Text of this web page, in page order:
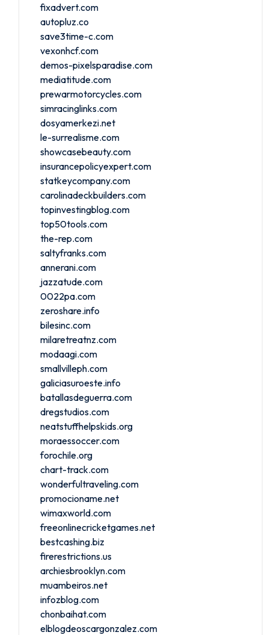
fixadvert.com
autopluz.co
save3time-c.com
vexonhcf.com
demos-pixelsparadise.com
mediatitude.com
prewarmotorcycles.com
simracinglinks.com
dosyamerkezi.net
le-surrealisme.com
showcasebeauty.com
insurancepolicyexpert.com
statkeycompany.com
carolinadeckbuilders.com
topinvestingblog.com
top50tools.com
the-rep.com
saltyfranks.com
annerani.com
jazzatude.com
0022pa.com
zeroshare.info
bilesinc.com
milaretreatnz.com
modaagi.com
smallvilleph.com
galiciasuroeste.info
batallasdeguerra.com
dregstudios.com
neatstuffhelpskids.org
moraessoccer.com
forochile.org
chart-track.com
wonderfultraveling.com
promocioname.net
wimaxworld.com
freeonlinecricketgames.net
bestcashing.biz
firerestrictions.us
archiesbrooklyn.com
muambeiros.net
infozblog.com
chonbaihat.com
elblogdeoscargonzalez.com